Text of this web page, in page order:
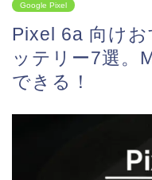
Google Pixel
Pixel 6a 向け
ッテリー7選。
できる！